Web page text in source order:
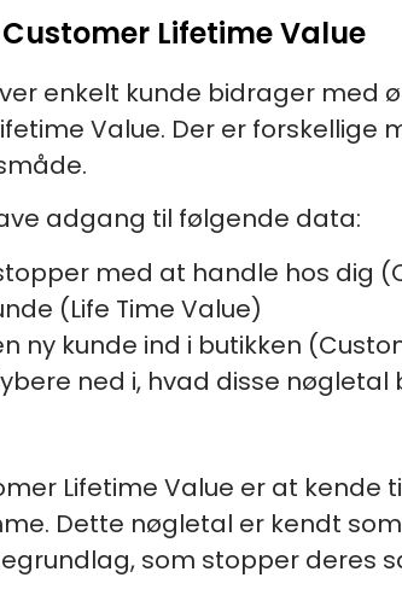
Lifetime Value
enkelt kunde bidrager med
Value. Der er forskellige
adgang til følgende data:
med at handle hos dig
(Life Time Value)
ny kunde ind i butikken
ned i, hvad disse nøgletal
Lifetime Value er at
Dette nøgletal er kendt
som stopper deres